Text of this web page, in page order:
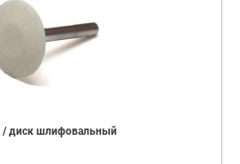
/ диск шлифовальный